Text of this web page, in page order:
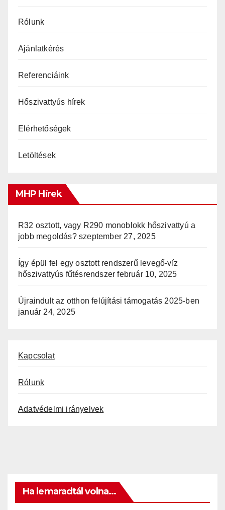
Rólunk
Ajánlatkérés
Referenciáink
Hőszivattyús hírek
Elérhetőségek
Letöltések
MHP Hírek
R32 osztott, vagy R290 monoblokk hőszivattyú a
jobb megoldás? szeptember 27, 2025
Így épül fel egy osztott rendszerű levegő-víz
hőszivattyús fűtésrendszer február 10, 2025
Újraindult az otthon felújítási támogatás 2025-ben
január 24, 2025
Kapcsolat
Rólunk
Adatvédelmi irányelvek
Ha lemaradtál volna...